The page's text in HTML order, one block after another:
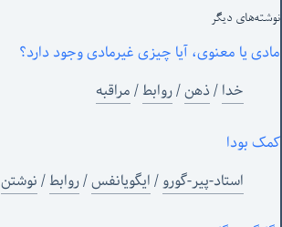
نوشته‌های‌ دیگر
مادی یا معنوی، آیا چیزی غیرمادی وجود دارد؟
خدا/ذهن/روابط/مراقبه
کمک بودا
استاد-پیر-گورو/ایگویانفس/روابط/نوشتن